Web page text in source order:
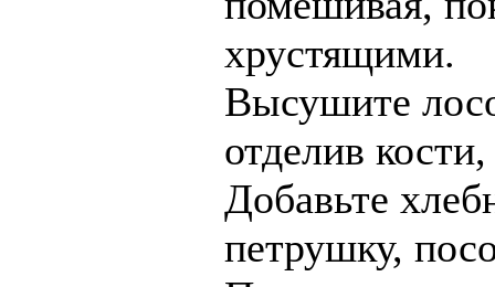
хрустящими.
Высушите
отделив
Добавьте
петрушку,